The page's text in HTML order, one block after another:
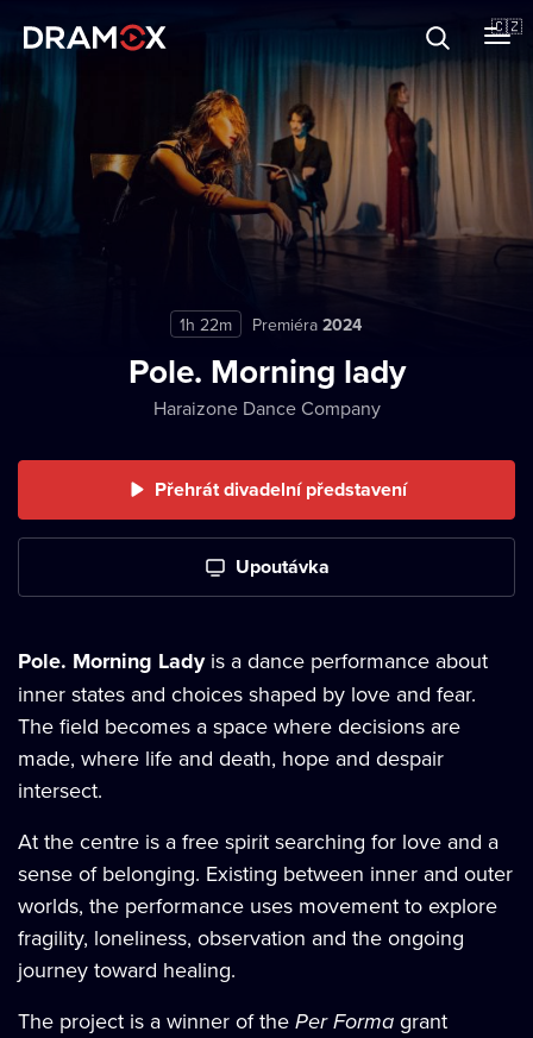
🇨🇿
Registrujte se
1h 22m Premiéra 2024
Pole. Morning lady
Haraizone Dance Company
Přehrát divadelní představení
Upoutávka
Pole. Morning Ladyis a dance performance about
inner states and choices shaped by love and fear.
The field becomes a space where decisions are
made, where life and death, hope and despair
intersect.
At the centre is a free spirit searching for love and a
sense of belonging. Existing between inner and outer
worlds, the performance uses movement to explore
fragility, loneliness, observation and the ongoing
journey toward healing.
The project is a winner of the Per Forma grant